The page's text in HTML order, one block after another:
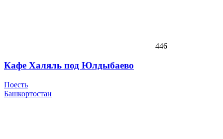
446
Кафе Халяль под Юлдыбаево
Поесть
Башкортостан